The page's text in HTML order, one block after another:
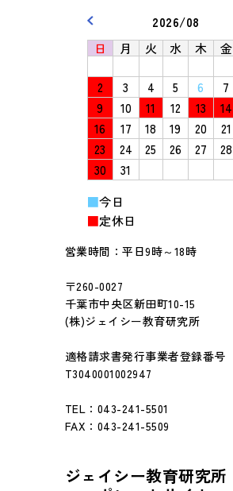
2026/08
日
月 火 水 木 金
2
3 4 5 6 7
9
10 11 12 13 14
16
17 18 19 20 21
23
24 25 26 27 28
30
31
■今日
■定休日
営業時間：平日9時～18時
〒260-0027
千葉市中央区新田町10-15
(株)ジェイシー教育研究所
適格請求書発行事業者登録番号
T3040001002947
TEL：043-241-5501
FAX：043-241-5509
ジェイシー教育研究所